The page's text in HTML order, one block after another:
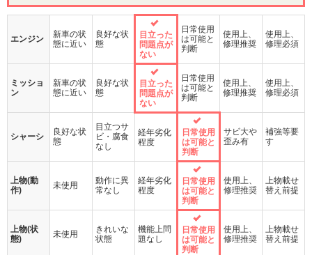
エンジン
新車の状
態に近い
良好な状
態
目立った
問題点が
ない
日常使用
は可能と
判断
使用上、
修理推奨
使用上、
修理必須
ミッショ
ン
新車の状
態に近い
良好な状
態
目立った
問題点が
ない
日常使用
は可能と
判断
使用上、
修理推奨
使用上、
修理必須
シャーシ
良好な状
態
目立つサ
ビ・腐食
なし
経年劣化
程度
日常使用
は可能と
判断
サビ大や
歪み有
補強等要
す
上物(動
作)
未使用
動作に異
常なし
経年劣化
程度
日常使用
は可能と
判断
使用上、
修理推奨
上物載せ
替え前提
上物(状
態)
未使用
きれいな
状態
機能上問
題なし
日常使用
は可能と
判断
使用上、
修理推奨
上物載せ
替え前提